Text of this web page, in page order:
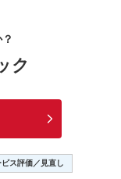
ク
ス評価／見直し